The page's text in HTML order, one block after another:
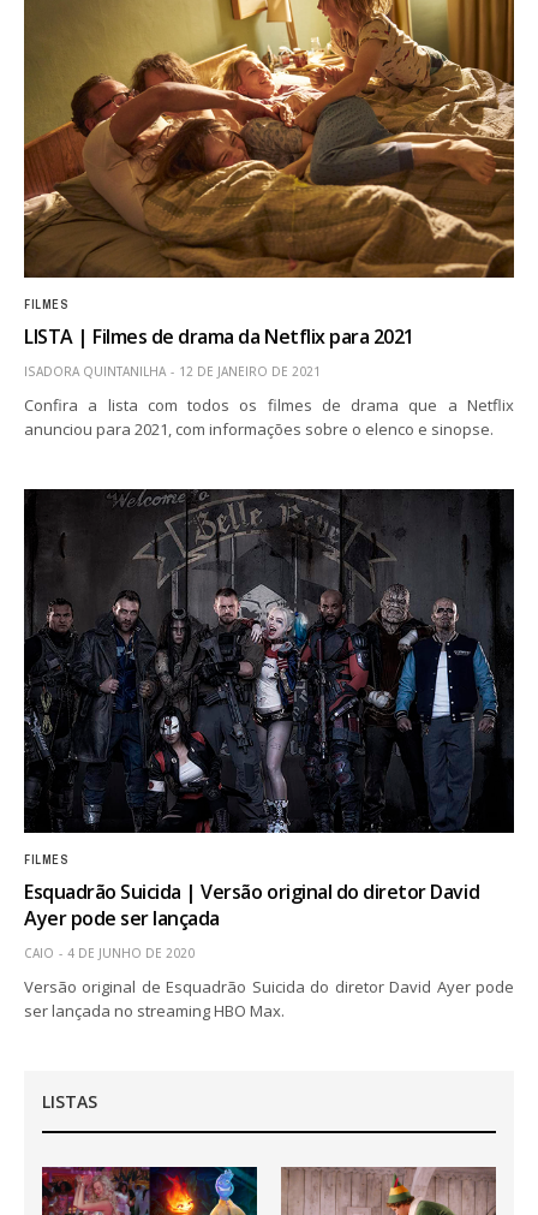
FILMES
LISTA | Filmes de drama da Netflix para 2021
ISADORA QUINTANILHA 12 DE JANEIRO DE 2021
Confira a lista com todos os filmes de drama que a Netflix
anunciou para 2021, com informações sobre o elenco e sinopse.
FILMES
Esquadrão Suicida | Versão original do diretor David
Ayer pode ser lançada
CAIO 4 DE JUNHO DE 2020
Versão original de Esquadrão Suicida do diretor David Ayer pode
ser lançada no streaming HBO Max.
LISTAS